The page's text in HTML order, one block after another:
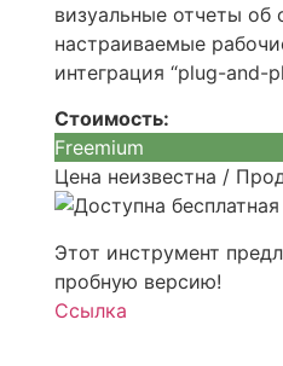
визуальные отчеты об
настраиваемые
интеграция “plug-and-
Стоимость:
Freemium
Цена неизвестна /
Этот инструмент
пробную версию!
Ссылка